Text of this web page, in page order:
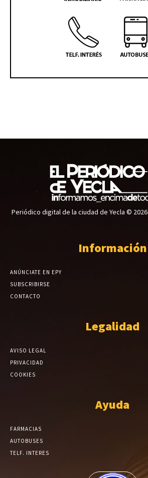
Periódico digital de la ciudad de Yecla © 2026
Información
ANÚNCIATE EN EPY
SUBSCRIBIRSE
CONTACTO
Legalidad
AVISO LEGAL
PRIVACIDAD
COOKIES
Ayuda
FARMACIAS
AUTOBUSES
TELF. INTERES